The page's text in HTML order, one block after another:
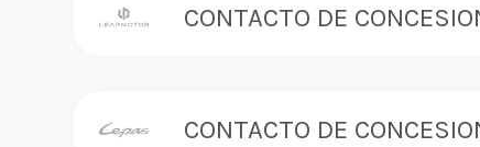
CONTACTO DE
CONTACTO DE